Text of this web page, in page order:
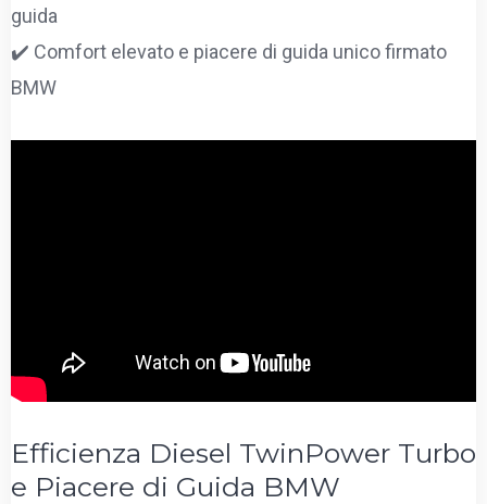
guida
✔️ Comfort elevato e piacere di guida unico firmato
BMW
Efficienza Diesel TwinPower Turbo
e Piacere di Guida BMW